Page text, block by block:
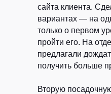
сайта клиента.
вариантах — на
только о первом
пройти его. На
предлагали
получить больше
Вторую